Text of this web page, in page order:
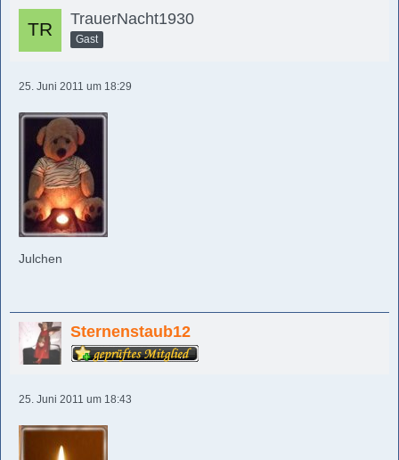
TrauerNacht1930
Gast
25. Juni 2011 um 18:29
Julchen
Sternenstaub12
25. Juni 2011 um 18:43